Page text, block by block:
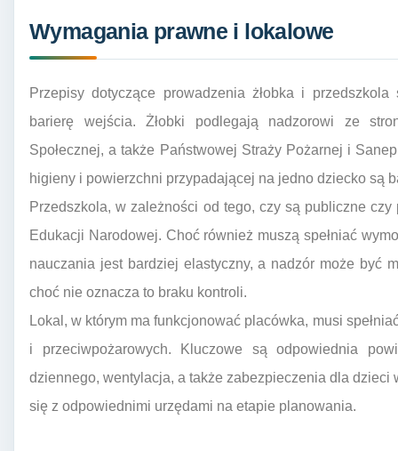
Wymagania prawne i lokalowe
Przepisy dotyczące prowadzenia żłobka i
barierę wejścia. Żłobki podlegają nadzorowi ze
Społecznej, a także Państwowej Straży Pożarnej i
higieny i powierzchni przypadającej na jedno dziecko są
Przedszkola, w zależności od tego, czy są publiczne
Edukacji Narodowej. Choć również muszą spełniać
nauczania jest bardziej elastyczny, a nadzór może być
choć nie oznacza to braku kontroli.
Lokal, w którym ma funkcjonować placówka, musi
i przeciwpożarowych. Kluczowe są odpowiednia
dziennego, wentylacja, a także zabezpieczenia dla
się z odpowiednimi urzędami na etapie planowania.